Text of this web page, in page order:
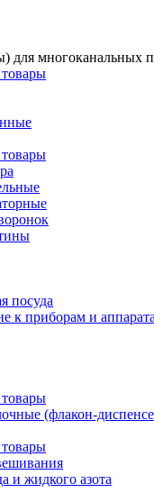
для многоканальных
посуда
к приборам и
(флакон-
и жидкого азота